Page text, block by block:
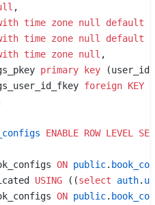
,
time zone null default
time zone null default
time zone null ,
primary key (user_id,
foreign KEY
ENABLE ROW LEVEL
ON public.
USING ((select auth.
ON public.